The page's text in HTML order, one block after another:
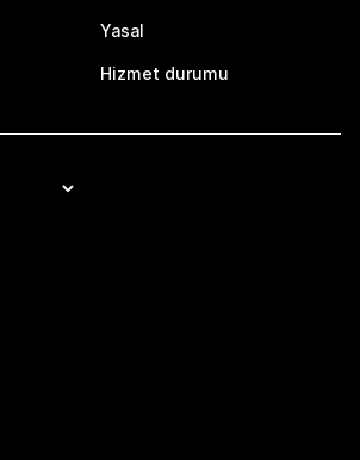
Yasal
Hizmet durumu